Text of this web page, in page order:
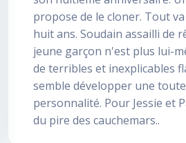
propose de le cloner. Tout
huit ans. Soudain assailli de
jeune garçon n'est plus lui-
de terribles et inexplicables
semble développer une
personnalité. Pour Jessie et
du pire des cauchemars..